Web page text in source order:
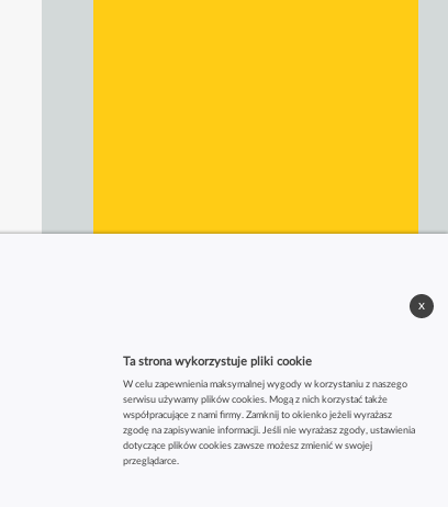
Ta strona wykorzystuje pliki cookie
W celu zapewnienia maksymalnej wygody w korzystaniu z naszego
serwisu używamy plików cookies. Mogą z nich korzystać także
współpracujące z nami firmy. Zamknij to okienko jeżeli wyrażasz
zgodę na zapisywanie informacji. Jeśli nie wyrażasz zgody, ustawienia
dotyczące plików cookies zawsze możesz zmienić w swojej
przeglądarce.
x